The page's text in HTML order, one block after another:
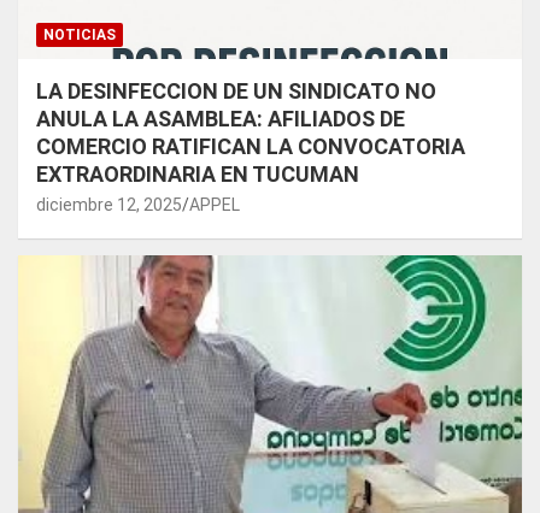
NOTICIAS
LA DESINFECCION DE UN SINDICATO NO
ANULA LA ASAMBLEA: AFILIADOS DE
COMERCIO RATIFICAN LA CONVOCATORIA
EXTRAORDINARIA EN TUCUMAN
diciembre 12, 2025 APPEL